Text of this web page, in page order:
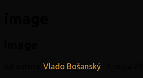
Vlado Bošanský